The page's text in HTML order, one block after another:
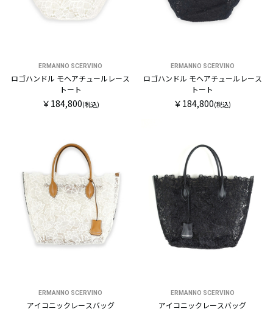
ERMANNO SCERVINO
ロゴハンドル モヘアチュールレース
トート
￥184,800(税込)
ERMANNO SCERVINO
ロゴハンドル モヘアチュールレース
トート
￥184,800(税込)
ERMANNO SCERVINO
アイコニックレースバッグ
ERMANNO SCERVINO
アイコニックレースバッグ